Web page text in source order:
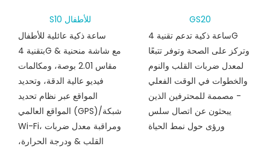
S10 للأطفال
ساعة ذكية عائلية للأطفال
بتقنية 4G & مع شاشة منحنية
مقاس 2.01 بوصة، ومكالمات
فيديو عالية الدقة، وتحديد
المواقع عبر نظام تحديد
المواقع العالمي (GPS)/شبكة
Wi-Fi، ومراقبة معدل ضربات
القلب & ودرجة الحرارة،
GS20
ساعة ذكية تدعم تقنية 4G
وتركز على الصحة وتوفر تتبعًا
لمعدل ضربات القلب والنوم
والخطوات في الوقت الفعلي
- مصممة للمحترفين الذين
يبحثون عن اتصال سلس
ورؤى حول نمط الحياة